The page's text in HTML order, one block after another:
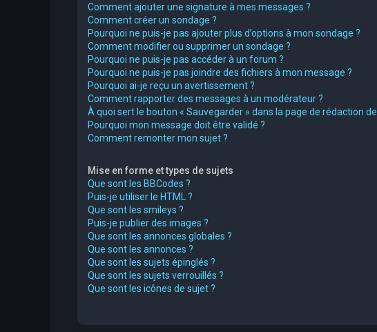
Comment ajouter une signature à mes messages ?
Comment créer un sondage ?
Pourquoi ne puis-je pas ajouter plus d’options à mon sondage ?
Comment modifier ou supprimer un sondage ?
Pourquoi ne puis-je pas accéder à un forum ?
Pourquoi ne puis-je pas joindre des fichiers à mon message ?
Pourquoi ai-je reçu un avertissement ?
Comment rapporter des messages à un modérateur ?
À quoi sert le bouton « Sauvegarder » dans la page de rédaction
Pourquoi mon message doit être validé ?
Comment remonter mon sujet ?
Mise en forme et types de sujets
Que sont les BBCodes ?
Puis-je utiliser le HTML ?
Que sont les smileys ?
Puis-je publier des images ?
Que sont les annonces globales ?
Que sont les annonces ?
Que sont les sujets épinglés ?
Que sont les sujets verrouillés ?
Que sont les icônes de sujet ?